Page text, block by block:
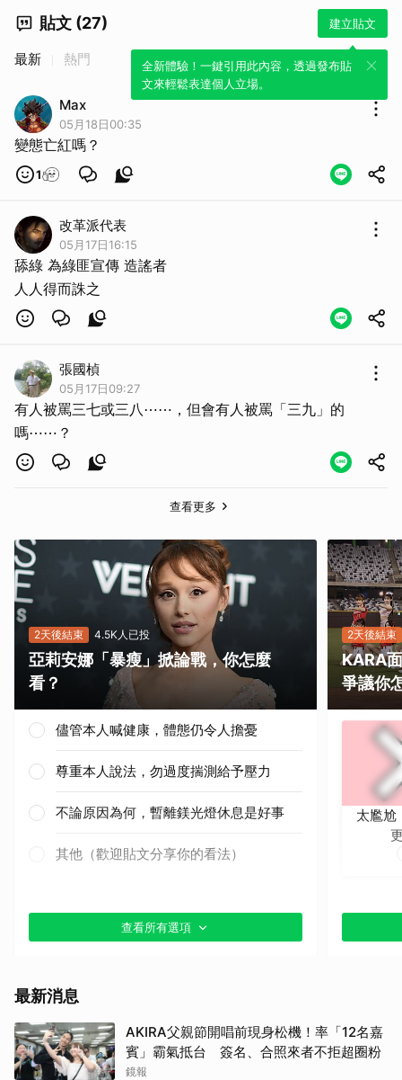
貼文 (27) 建立貼文
全新體驗！一鍵引用此內容，透過發布貼
文來輕鬆表達個人立場。
最新 熱門
Max
05月18日00:35
變態亡紅嗎？
1
改革派代表
05月17日16:15
舔綠 為綠匪宣傳 造謠者
人人得而誅之
張國楨
05月17日09:27
有人被罵三七或三八⋯⋯，但會有人被罵「三九」的
嗎⋯⋯？
查看更多
2天後結束 4.5K人已投
亞莉安娜「暴瘦」掀論戰，你怎麼
看？
儘管本人喊健康，體態仍令人擔憂
尊重本人說法，勿過度揣測給予壓力
不論原因為何，暫離鎂光燈休息是好事
其他（歡迎貼文分享你的看法）
查看所有選項
2天後結束
KARA
爭議你
太尷尬
最新消息
AKIRA父親節開唱前現身松機！率「12名嘉
賓」霸氣抵台 簽名、合照來者不拒超圈粉
鏡報
取消